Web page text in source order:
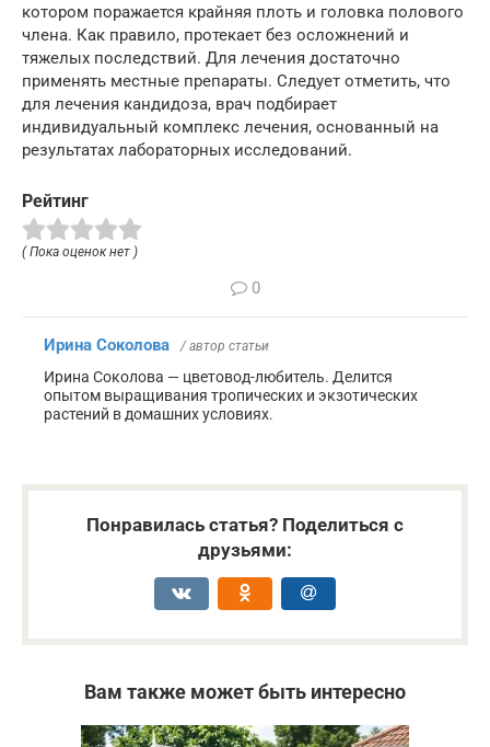
котором поражается крайняя плоть и головка полового
члена. Как правило, протекает без осложнений и
тяжелых последствий. Для лечения достаточно
применять местные препараты. Следует отметить, что
для лечения кандидоза, врач подбирает
индивидуальный комплекс лечения, основанный на
результатах лабораторных исследований.
Рейтинг
( Пока оценок нет )
0
Ирина Соколова / автор статьи
Ирина Соколова — цветовод-любитель. Делится
опытом выращивания тропических и экзотических
растений в домашних условиях.
Понравилась статья? Поделиться с
друзьями:
Вам также может быть интересно